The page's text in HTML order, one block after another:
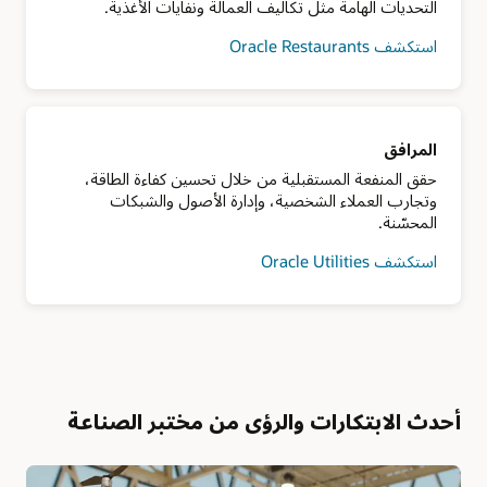
التحديات الهامة مثل تكاليف العمالة ونفايات الأغذية.
استكشف Oracle Restaurants
المرافق
حقق المنفعة المستقبلية من خلال تحسين كفاءة الطاقة،
وتجارب العملاء الشخصية، وإدارة الأصول والشبكات
المحسّنة.
استكشف Oracle Utilities
أحدث الابتكارات والرؤى من مختبر الصناعة